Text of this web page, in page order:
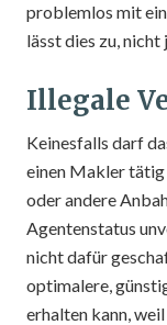
problemlos mit
lässt dies zu,
Illegale
Keinesfalls darf
einen Makler tätig
oder andere
Agentenstatus
nicht dafür
optimalere,
erhalten kann,